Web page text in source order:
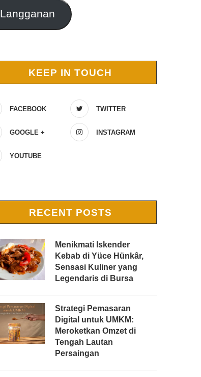
Langganan
KEEP IN TOUCH
FACEBOOK TWITTER
GOOGLE + INSTAGRAM
YOUTUBE
RECENT POSTS
Menikmati Iskender
Kebab di Yüce Hünkâr,
Sensasi Kuliner yang
Legendaris di Bursa
Strategi Pemasaran
Digital untuk UMKM:
Meroketkan Omzet di
Tengah Lautan
Persaingan